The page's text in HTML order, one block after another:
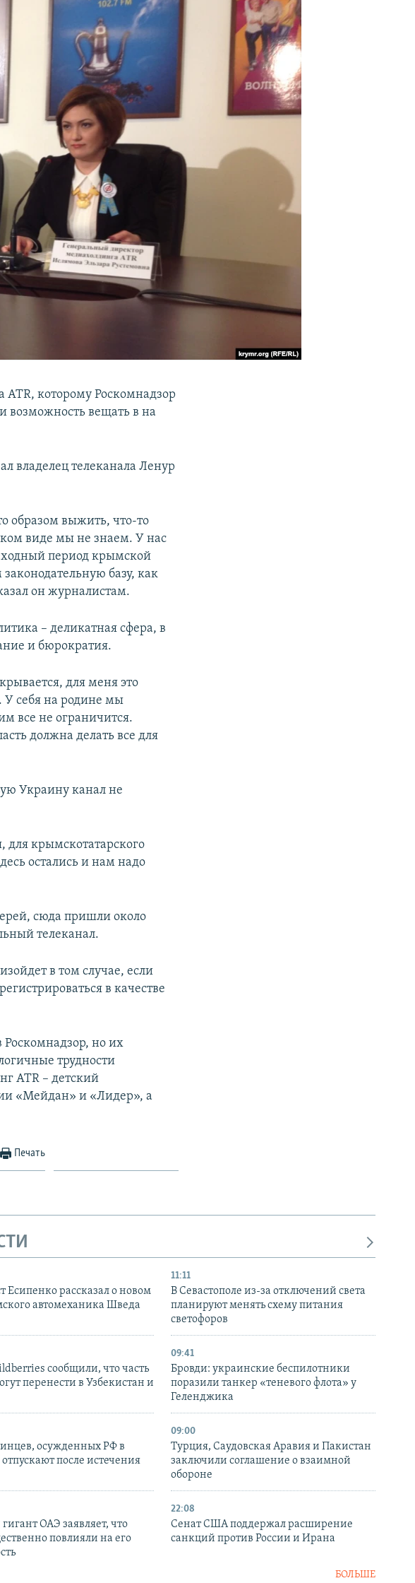
ATR, которому Роскомнадзор
возможность вещать в на
владелец телеканала Ленур
образом выжить, что-то
виде мы не знаем. У нас
период крымской
базу, как
он журналистам.
– деликатная сфера, в
и бюрократия.
для меня это
У себя на родине мы
все не ограничится.
должна делать все для
Украину канал не
крымскотатарского
остались и нам надо
сюда пришли около
телеканал.
в том случае, если
в качестве
Роскомнадзор, но их
трудности
ATR – детский
«Мейдан» и «Лидер», а
Печать
Есипенко рассказал о новом
автомеханика Шведа
11:11
В Севастополе из-за отключений света
планируют менять схему питания
светофоров
сообщили, что часть
перенести в Узбекистан и
09:41
Бровди: украинские беспилотники
поразили танкер «теневого флота» у
Геленджика
осужденных РФ в
после истечения
09:00
Турция, Саудовская Аравия и Пакистан
заключили соглашение о взаимной
обороне
ОАЭ заявляет, что
повлияли на его
22:08
Сенат США поддержал расширение
санкций против России и Ирана
БОЛЬШЕ